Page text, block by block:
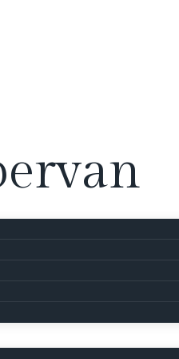
zur Miete anbieten